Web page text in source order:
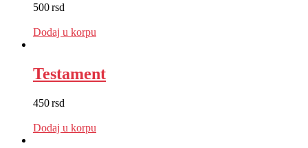
500rsd
Dodaj u korpu
Testament
450rsd
Dodaj u korpu